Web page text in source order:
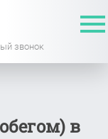
звонок
в